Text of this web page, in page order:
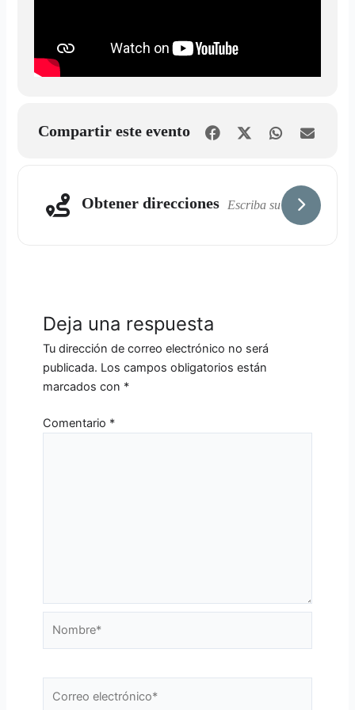
Compartir este evento
Obtener direcciones
Deja una respuesta
Tu dirección de correo electrónico no será
publicada. Los campos obligatorios están
marcados con *
Comentario *
electrónico*